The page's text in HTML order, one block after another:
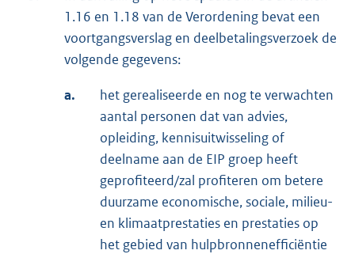
1.16 en 1.18 van de Verordening bevat een
voortgangsverslag en deelbetalingsverzoek de
volgende gegevens:
a.
het gerealiseerde en nog te verwachten
aantal personen dat van advies,
opleiding, kennisuitwisseling of
deelname aan de EIP groep heeft
geprofiteerd/zal profiteren om betere
duurzame economische, sociale, milieu-
en klimaatprestaties en prestaties op
het gebied van hulpbronnenefficiëntie